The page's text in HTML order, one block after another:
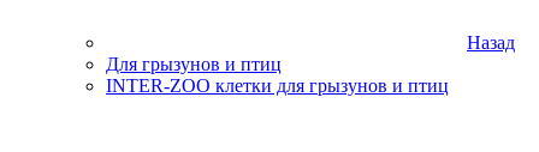
Назад
Для грызунов и птиц
INTER-ZOO клетки для грызунов и птиц